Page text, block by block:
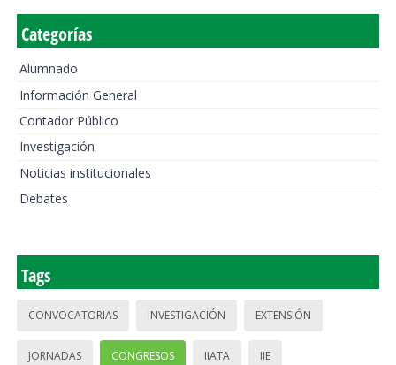
Categorías
Alumnado
Información General
Contador Público
Investigación
Noticias institucionales
Debates
Tags
CONVOCATORIAS INVESTIGACIÓN EXTENSIÓN
JORNADAS CONGRESOS IIATA IIE